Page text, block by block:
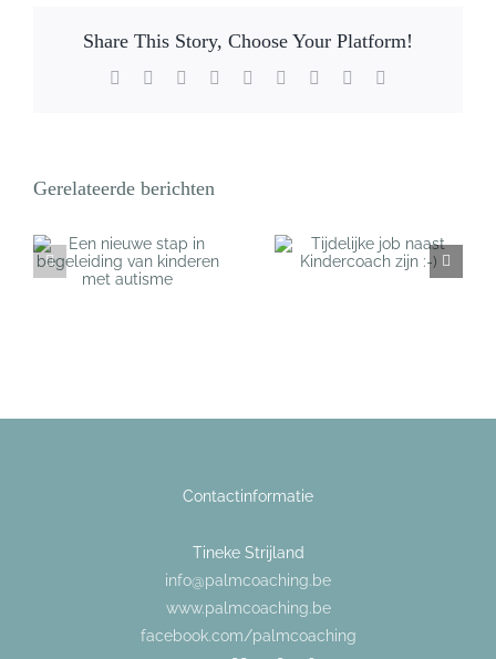
Share This Story, Choose Your Platform!
Facebook Reddit LinkedInWhatsApp
TumblrPinterest
Gerelateerde berichten
Tijdelijke job
naast
Kindercoach zijn
Workshop
Zelfvertrouwen
Contactinformatie
Tineke Strijland
info@palmcoaching.be
www.palmcoaching.be
facebook.com/palmcoaching